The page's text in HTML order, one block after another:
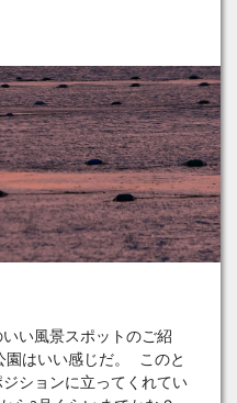
い風景スポットのご紹
園はいい感じだ。 このと
ションに立ってくれてい